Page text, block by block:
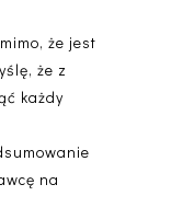
że jest
że z
każdy
na